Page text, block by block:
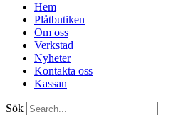
Hem
Plåtbutiken
Om oss
Verkstad
Nyheter
Kontakta oss
Kassan
Sök